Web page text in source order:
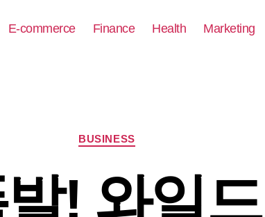
E-commerce Finance Health Marketing
Categories
BUSINESS
! 와일